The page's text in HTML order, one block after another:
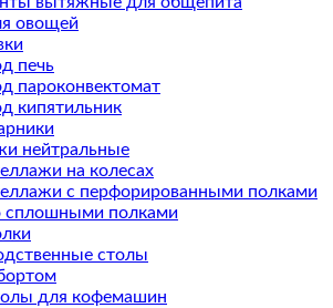
овощей
печь
пароконвектомат
кипятильник
нейтральные
на колесах
с перфорированными полками
сплошными полками
столы
для кофемашин